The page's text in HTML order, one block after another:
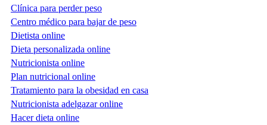
Clínica para perder peso
Centro médico para bajar de peso
Dietista online
Dieta personalizada online
Nutricionista online
Plan nutricional online
Tratamiento para la obesidad en casa
Nutricionista adelgazar online
Hacer dieta online